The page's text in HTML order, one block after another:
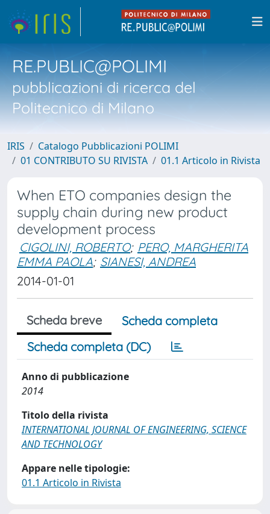
RE.PUBLIC@POLIMI
pubblicazioni di ricerca del
Politecnico di Milano
IRIS
Catalogo Pubblicazioni POLIMI
01 CONTRIBUTO SU RIVISTA
01.1 Articolo in Rivista
When ETO companies design the
supply chain during new product
development process
CIGOLINI, ROBERTO; PERO, MARGHERITA
EMMA PAOLA; SIANESI, ANDREA
2014-01-01
Scheda breve
Scheda completa
Scheda completa (DC)
Anno di pubblicazione
2014
Titolo della rivista
INTERNATIONAL JOURNAL OF ENGINEERING, SCIENCE
AND TECHNOLOGY
Appare nelle tipologie:
01.1 Articolo in Rivista